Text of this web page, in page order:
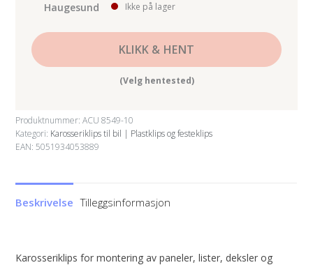
Haugesund Ikke på lager
KLIKK & HENT
(Velg hentested)
Produktnummer:ACU 8549-10
Kategori: Karosseriklips til bil | Plastklips og festeklips
EAN: 5051934053889
Beskrivelse Tilleggsinformasjon
Karosseriklips for montering av paneler, lister, deksler og